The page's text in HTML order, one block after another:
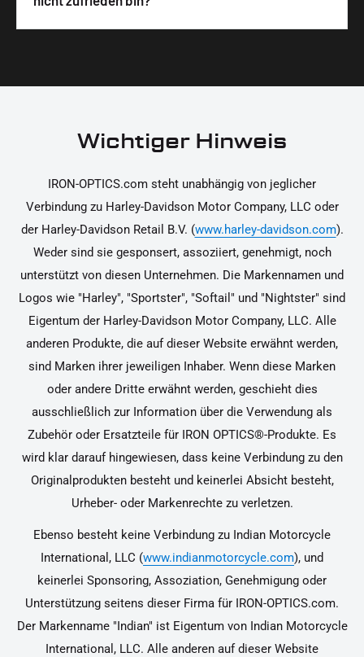
unterstützen dich dabei, die Teile sicher und
korrekt an deinem Motorrad zu installieren.
Ja, du kannst die Teile innerhalb von 14 Tagen
Rücksendung findest du in unseren
Wichtiger Hinweis
IRON-OPTICS.com steht unabhängig von jeglicher
Verbindung zu Harley-Davidson Motor Company, LLC oder
der Harley-Davidson Retail B.V. (www.harley-davidson.com).
Weder sind sie gesponsert, assoziiert, genehmigt, noch
unterstützt von diesen Unternehmen. Die Markennamen und
Logos wie "Harley", "Sportster", "Softail" und "Nightster" sind
Eigentum der Harley-Davidson Motor Company, LLC. Alle
anderen Produkte, die auf dieser Website erwähnt werden,
sind Marken ihrer jeweiligen Inhaber. Wenn diese Marken
oder andere Dritte erwähnt werden, geschieht dies
ausschließlich zur Information über die Verwendung als
Zubehör oder Ersatzteile für IRON OPTICS®-Produkte. Es
wird klar darauf hingewiesen, dass keine Verbindung zu den
Originalprodukten besteht und keinerlei Absicht besteht,
Urheber- oder Markenrechte zu verletzen.
Ebenso besteht keine Verbindung zu Indian Motorcycle
International, LLC (www.indianmotorcycle.com), und
keinerlei Sponsoring, Assoziation, Genehmigung oder
Unterstützung seitens dieser Firma für IRON-OPTICS.com.
Der Markenname "Indian" ist Eigentum von Indian Motorcycle
International, LLC. Alle anderen auf dieser Website